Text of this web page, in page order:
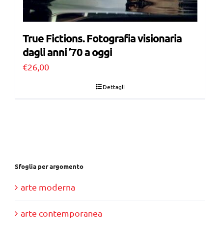
True Fictions. Fotografia visionaria
dagli anni ’70 a oggi
€26,00
Dettagli
Sfoglia per argomento
arte moderna
arte contemporanea